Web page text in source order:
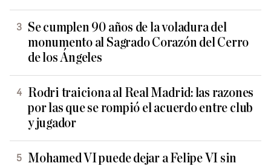
Se cumplen 90 años de la voladura del
monumento al Sagrado Corazón del Cerro
de los Ángeles
Rodri traiciona al Real Madrid: las razones
por las que se rompió el acuerdo entre club
y jugador
Mohamed VI puede dejar a Felipe VI sin